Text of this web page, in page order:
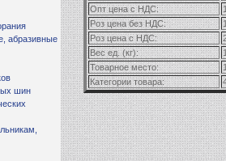
абразивные
шин
Опт цена с НДС:
Роз цена без НДС:
Роз цена с НДС:
Вес ед. (кг):
Товарное место:
Категории товара: